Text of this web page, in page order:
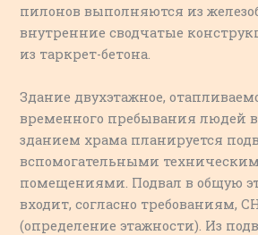
пилонов выполняются из
внутренние сводчатые
из таркрет-бетона.
Здание двухэтажное,
временного пребывания людей
зданием храма планируется
вспомогательными
помещениями. Подвал в общую
входит, согласно требованиям,
(определение этажности). Из